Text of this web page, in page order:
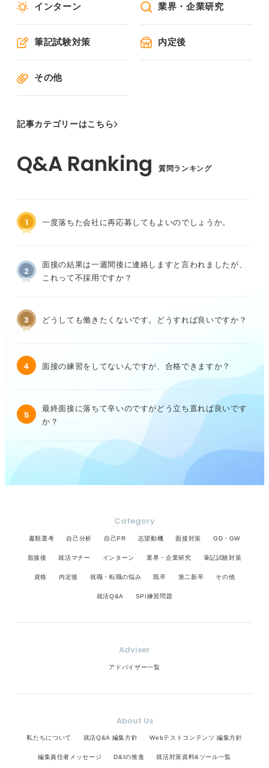
インターン 業界・企業研究
筆記試験対策 内定後
その他
記事カテゴリーはこちら
質問ランキング
1 一度落ちた会社に再応募してもよいのでしょうか。
2
面接の結果は一週間後に連絡しますと言われましたが、
これって不採用ですか？
3 どうしても働きたくないです。どうすれば良いですか？
4 面接の練習をしてないんですが、合格できますか？
5
最終面接に落ちて辛いのですがどう立ち直れば良いです
か？
Category
書類選考 自己分析 自己PR 志望動機 面接対策 GD・GW
面接後 就活マナー インターン 業界・企業研究 筆記試験対策
資格 内定後 就職・転職の悩み 既卒 第二新卒 その他
就活Q&A SPI練習問題
Adviser
アドバイザー一覧
About Us
私たちについて 就活Q&A 編集方針 Webテストコンテンツ 編集方針
編集責任者メッセージ D&Iの推進 就活対策資料&ツール一覧